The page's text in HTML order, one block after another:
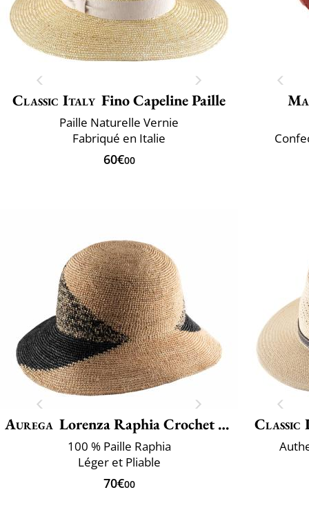
Classic Italy Fino Capeline Paille
Paille Naturelle Vernie
Fabriqué en Italie
60€00
Aurega Lorenza Raphia Crochet Fino Bi
100 % Paille Raphia
Léger et Pliable
70€00
Classic